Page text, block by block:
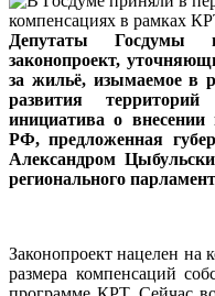
Депутаты Госдумы
законопроект,
за жильё, изымаемое в
развития
инициатива о
РФ, предложенная
Александром
регионального
Законопроект нацелен на
размера компенсаций